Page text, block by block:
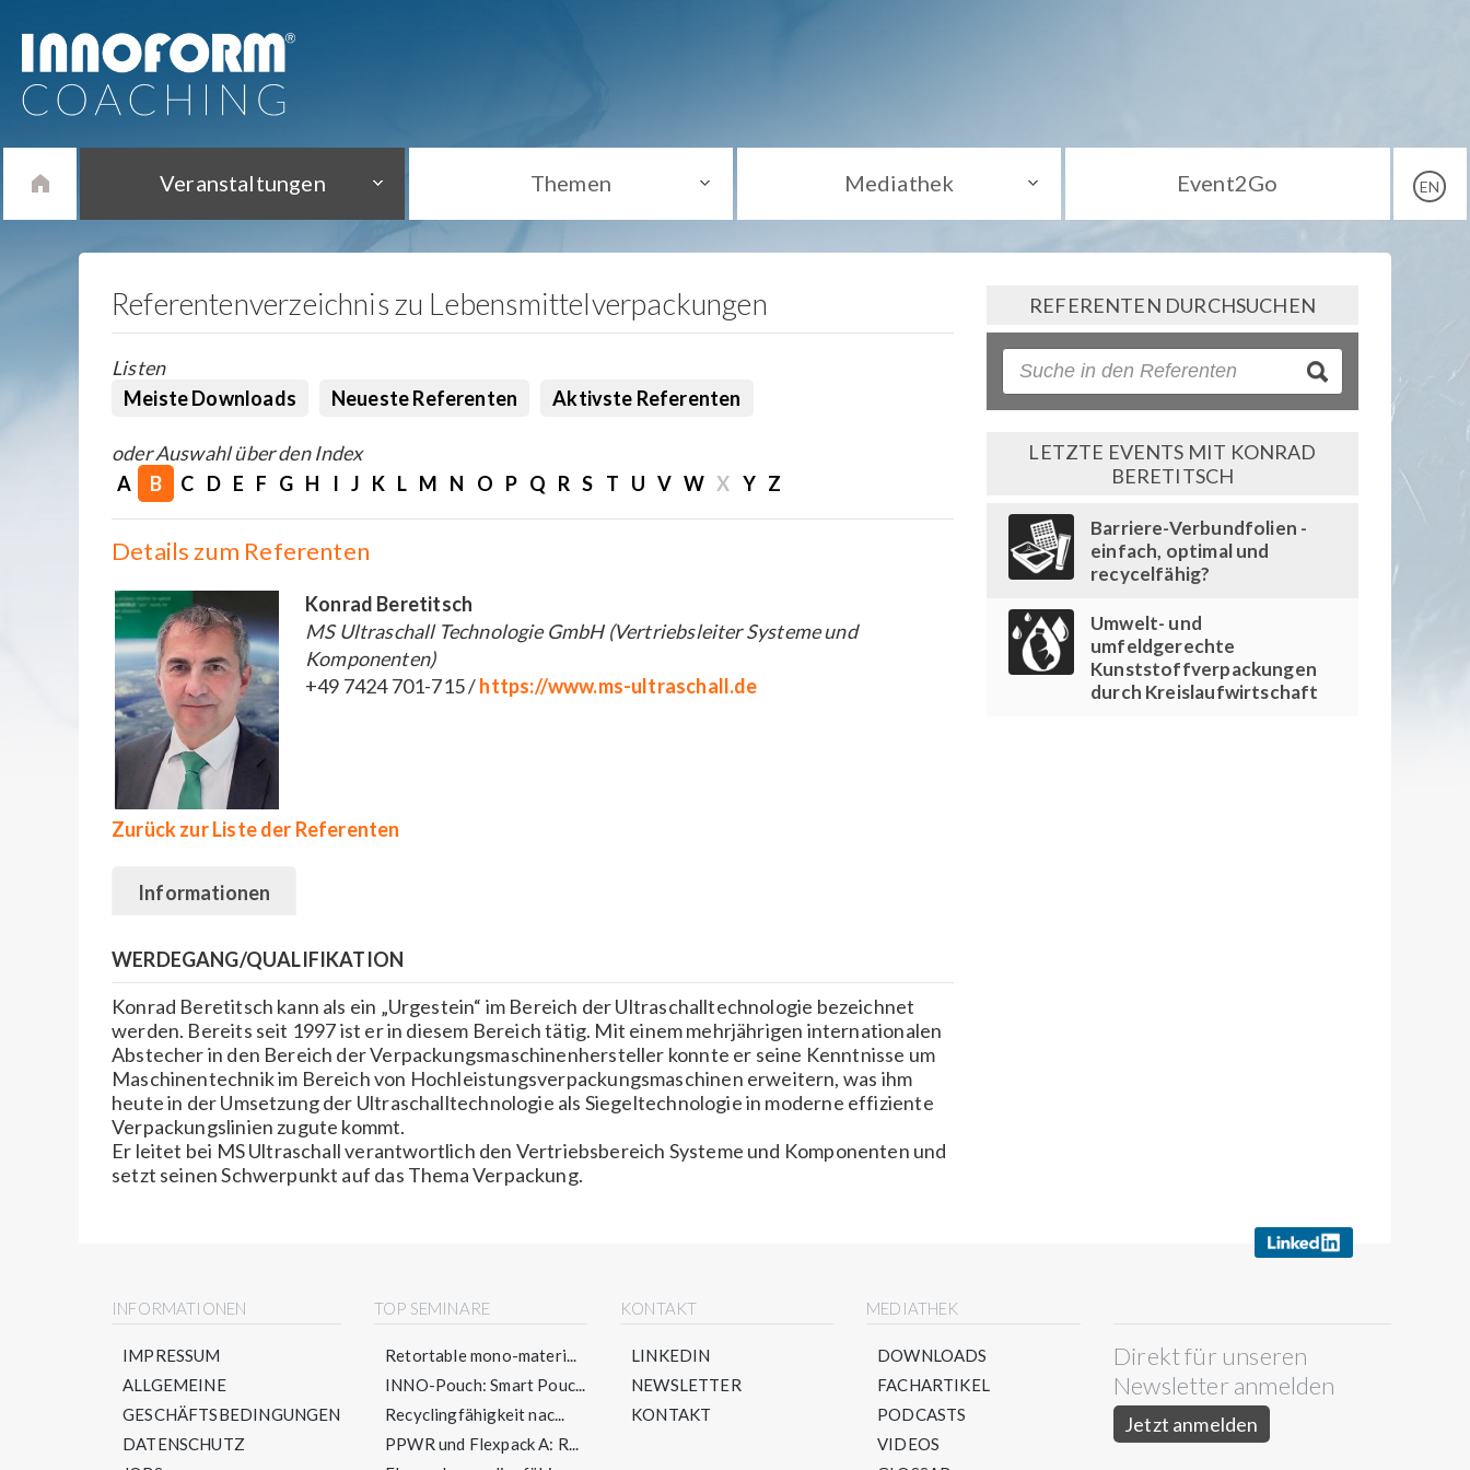
Veranstaltungen Themen Mediathek Event2Go EN
Referentenverzeichnis zu Lebensmittelverpackungen
Listen
Meiste Downloads
Neueste Referenten Aktivste Referenten
oder Auswahl über den Index
A
B C D E F G H I J K L M N O P Q R S T U V W X Y Z
Details zum Referenten
Konrad Beretitsch
MS Ultraschall Technologie GmbH (Vertriebsleiter Systeme und
Komponenten)
+49 7424 701-715 /https://www.ms-ultraschall.de
Zurück zur Liste der Referenten
Informationen
WERDEGANG/QUALIFIKATION
Konrad Beretitsch kann als ein „Urgestein“ im Bereich der Ultraschalltechnologie bezeichnet
werden. Bereits seit 1997 ist er in diesem Bereich tätig. Mit einem mehrjährigen internationalen
Abstecher in den Bereich der Verpackungsmaschinenhersteller konnte er seine Kenntnisse um
Maschinentechnik im Bereich von Hochleistungsverpackungsmaschinen erweitern, was ihm
heute in der Umsetzung der Ultraschalltechnologie als Siegeltechnologie in moderne effiziente
Verpackungslinien zugute kommt.
Er leitet bei MS Ultraschall verantwortlich den Vertriebsbereich Systeme und Komponenten und
setzt seinen Schwerpunkt auf das Thema Verpackung.
REFERENTEN DURCHSUCHEN
LETZTE EVENTS MIT KONRAD
BERETITSCH
Barriere-Verbundfolien -
einfach, optimal und
recycelfähig?
Umwelt- und
umfeldgerechte
Kunststoffverpackungen
durch Kreislaufwirtschaft
INFORMATIONEN
IMPRESSUM
ALLGEMEINE
GESCHÄFTSBEDINGUNGEN
DATENSCHUTZ
TOP SEMINARE
Retortable mono-materi...
INNO-Pouch: Smart Pouc...
Recyclingfähigkeit nac...
PPWR und Flexpack A: R...
KONTAKT
LINKEDIN
NEWSLETTER
KONTAKT
MEDIATHEK
DOWNLOADS
FACHARTIKEL
PODCASTS
VIDEOS
Direkt für unseren
Newsletter anmelden
Jetzt anmelden